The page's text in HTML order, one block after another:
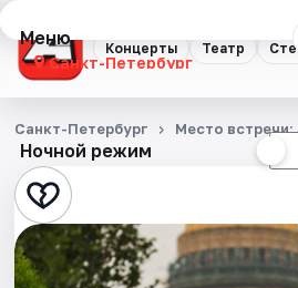
Концерты Театр
Меню
Санкт-Петербург
Концерты
Театр
Стендап
Выставки
Ночной режим
Санкт-Петербург Место